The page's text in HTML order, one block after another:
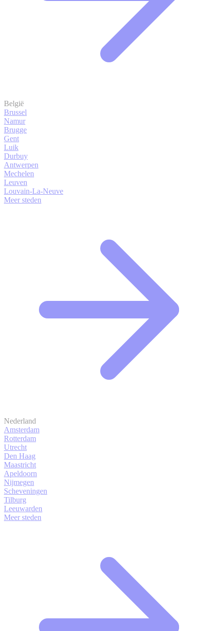
België
Brussel
Namur
Brugge
Gent
Luik
Durbuy
Antwerpen
Mechelen
Leuven
Louvain-La-Neuve
Meer steden
Nederland
Amsterdam
Rotterdam
Utrecht
Den Haag
Maastricht
Apeldoorn
Nijmegen
Scheveningen
Tilburg
Leeuwarden
Meer steden